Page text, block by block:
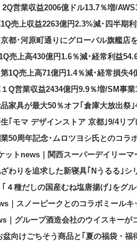
営業収益2006億ドル13.7％増/
売上収益2263億円2.3%減･四半期
都･河原町通りにグローバル旗艦店
売上高430億円1.6％減･経常利益
1Q売上高71億円1.4％減･経常損失4
Q営業収益2434億円9.9％増/SM事
家具が最大50％オフ｢倉庫大放出祭
｢モマ デザインストア 京都｣9/4リ
50周年記念･ムロツヨシ氏とのコラ
ットnews｜関西スーパーデイリーマ
わりを追求した新寝具｢Nうるる｣シ
４種だしの国産むね塩唐揚げ｣をグ
｜スノーピークとのコラボミールキ
｜グループ酒造会社のウイスキーが
盆向けごちそう商品と｢夏の福袋・福